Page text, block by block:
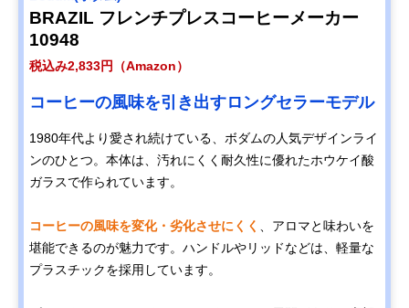
BRAZIL フレンチプレスコーヒーメーカー
10948
税込み2,833円（Amazon）
コーヒーの風味を引き出すロングセラーモデル
1980年代より愛され続けている、ボダムの人気デザインライ
ンのひとつ。本体は、汚れにくく耐久性に優れたホウケイ酸
ガラスで作られています。
コーヒーの風味を変化・劣化させにくく
、アロマと味わいを
堪能できるのが魅力です。ハンドルやリッドなどは、軽量な
プラスチックを採用しています。